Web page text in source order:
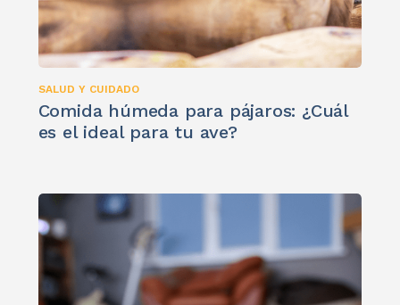
SALUD Y CUIDADO
Comida húmeda para pájaros: ¿Cuál
es el ideal para tu ave?